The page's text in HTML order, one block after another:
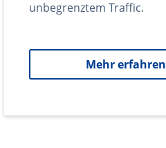
unbegrenztem Traffic.
Mehr erfahren